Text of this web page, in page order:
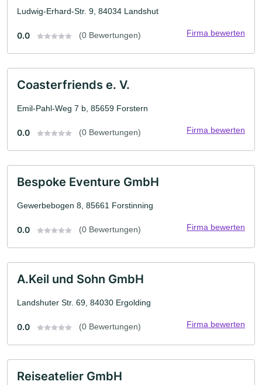
Ludwig-Erhard-Str. 9, 84034 Landshut
0.0 (0 Bewertungen) Firma bewerten
Coasterfriends e. V.
Emil-Pahl-Weg 7 b, 85659 Forstern
0.0 (0 Bewertungen) Firma bewerten
Bespoke Eventure GmbH
Gewerbebogen 8, 85661 Forstinning
0.0 (0 Bewertungen) Firma bewerten
A.Keil und Sohn GmbH
Landshuter Str. 69, 84030 Ergolding
0.0 (0 Bewertungen) Firma bewerten
Reiseatelier GmbH